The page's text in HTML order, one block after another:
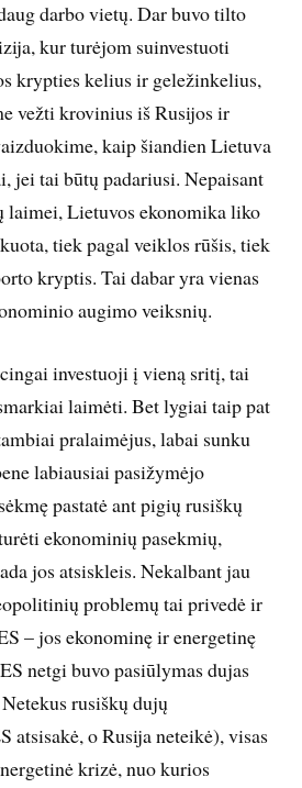
darbo vietų. Dar buvo tilto
kur turėjom suinvestuoti
krypties kelius ir geležinkelius,
vežti krovinius iš Rusijos ir
kaip šiandien Lietuva
jei tai būtų padariusi. Nepaisant
laimei, Lietuvos ekonomika liko
tiek pagal veiklos rūšis, tiek
kryptis. Tai dabar yra vienas
augimo veiksnių.
investuoji į vieną sritį, tai
laimėti. Bet lygiai taip pat
pralaimėjus, labai sunku
labiausiai pasižymėjo
pastatė ant pigių rusiškų
ekonominių pasekmių,
jos atsiskleis. Nekalbant jau
problemų tai privedė ir
– jos ekonominę ir energetinę
netgi buvo pasiūlymas dujas
rusiškų dujų
atsisakė, o Rusija neteikė), visas
krizė, nuo kurios